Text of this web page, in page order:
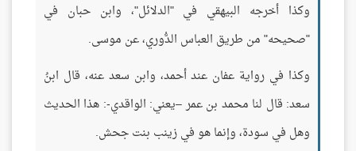
وكذا أخرجه البيهقي في "الدلائل"، وابن حبان في
"صحيحه" من طريق العباس الدُّوري، عن موسى.
وكذا في رواية عفان عند أحمد، وابن سعد عنه، قال ابنُ
سعد: قال لنا محمد بن عمر –يعني: الواقدي-: هذا الحديث
وهل في سودة، وإنما هو في زينب بنت جحش.